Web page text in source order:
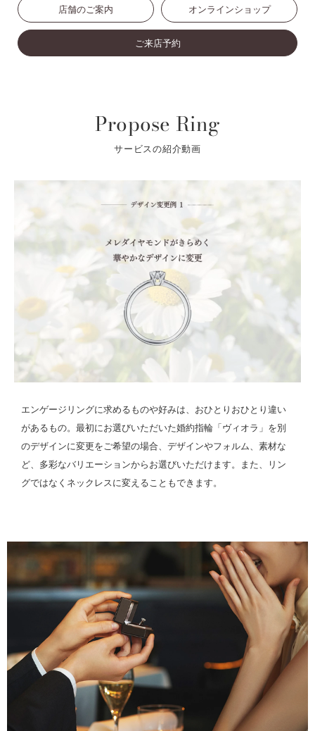
店舗のご案内 オンラインショップ
ご来店予約
Propose Ring
サービスの紹介動画
エンゲージリングに求めるものや好みは、おひとりおひとり違い
があるもの。最初にお選びいただいた婚約指輪「ヴィオラ」を別
のデザインに変更をご希望の場合、デザインやフォルム、素材な
ど、多彩なバリエーションからお選びいただけます。また、リン
グではなくネックレスに変えることもできます。